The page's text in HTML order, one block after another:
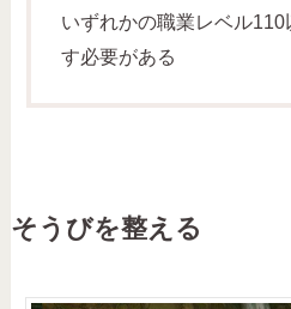
いずれかの職業レベル
す必要がある
そうびを整える